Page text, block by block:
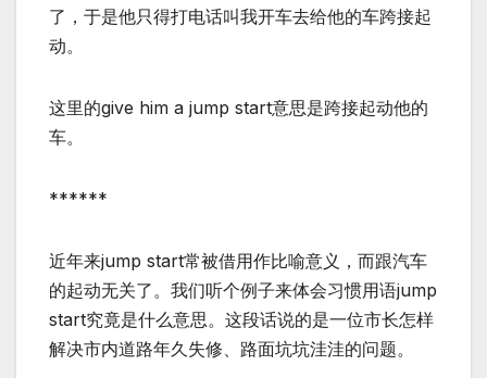
了，于是他只得打电话叫我开车去给他的车跨接起
动。
这里的give him a jump start意思是跨接起动他的
车。
******
近年来jump start常被借用作比喻意义，而跟汽车
的起动无关了。我们听个例子来体会习惯用语jump
start究竟是什么意思。这段话说的是一位市长怎样
解决市内道路年久失修、路面坑坑洼洼的问题。